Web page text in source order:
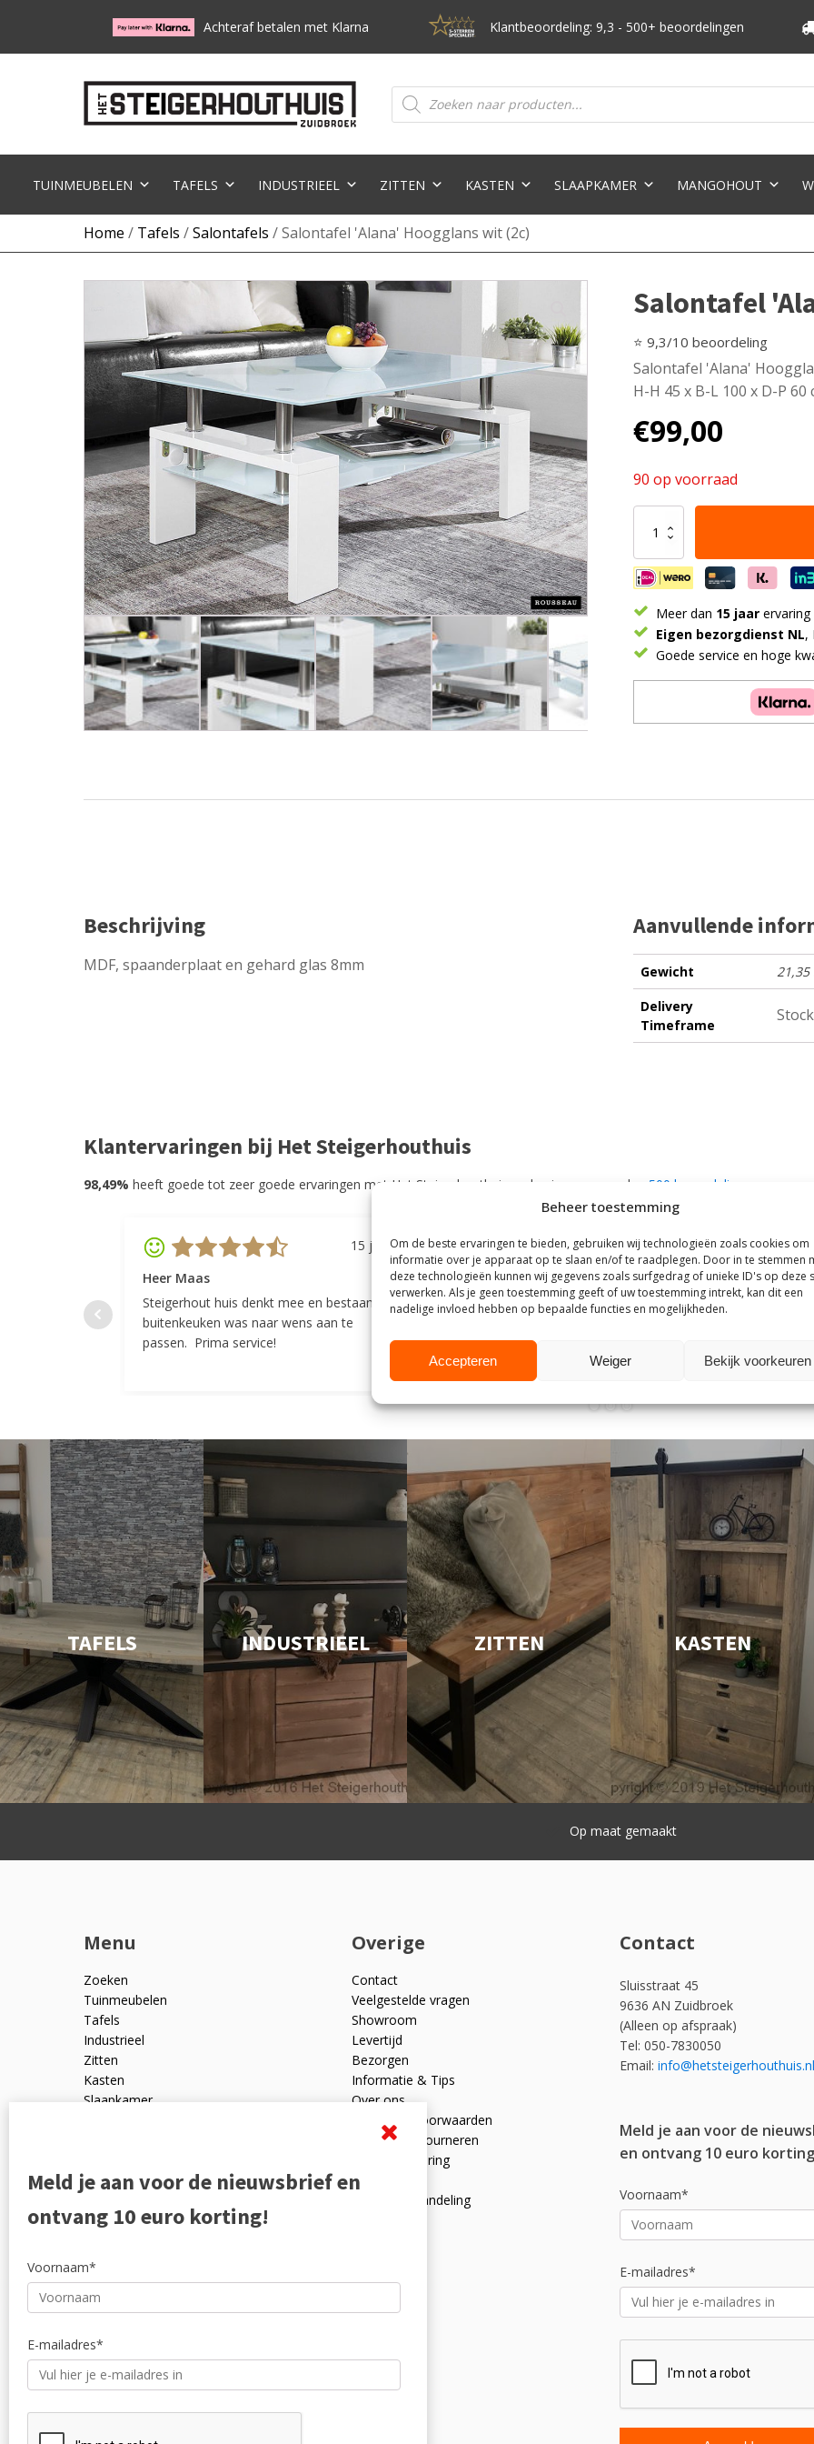
Beheer toestemming
Om de beste ervaringen te bieden, gebruiken wij technologieën zoals cookies om
informatie over je apparaat op te slaan en/of te raadplegen. Door in te stemmen
deze technologieën kunnen wij gegevens zoals surfgedrag of unieke ID's op deze
verwerken. Als je geen toestemming geeft of uw toestemming intrekt, kan dit een
nadelige invloed hebben op bepaalde functies en mogelijkheden.
Accepteren Weiger Bekijk voorkeuren
Achteraf betalen met Klarna Klantbeoordeling: 9,3 - 500+ beoordelingen
Producten
zoeken
TUINMEUBELEN TAFELS INDUSTRIEEL ZITTEN KASTEN SLAAPKAMER MANGOHOUT
Home / Tafels /Salontafels / Salontafel 'Alana' Hoogglans wit (2c)
Salontafel
⭐ 9,3/10 beoordeling
Salontafel 'Alana'
H-H 45 x B-L 100 x D-P 60
€99,00
90 op voorraad
'Alana'
Hoogglans
wit
(2c)
aantalMeer dan 15 jaar ervaring
Eigen bezorgdienst NL,
Goede service en hoge
Beschrijving
MDF, spaanderplaat en gehard glas 8mm
Aanvullende
Gewicht
21,35
Delivery
Timeframe
Stock
Klantervaringen bij Het Steigerhouthuis
98,49% heeft goede tot zeer goede ervaringen met Het Steigerhouthuis op basis van meer dan 500 beoordelingen
15 juli 2025
Heer Maas
Steigerhout huis denkt mee en bestaande
buitenkeuken was naar wens aan te
passen. Prima service!
9 juli 2025
Mevrouw F
Goede communicatie, snelle reactie, goede
TAFELS INDUSTRIEEL ZITTEN KASTEN
Menu
Zoeken
Tuinmeubelen
Tafels
Industrieel
Zitten
Kasten
Slaapkamer
Outlet
Overige
Contact
Veelgestelde vragen
Showroom
Levertijd
Bezorgen
Informatie & Tips
Over ons
Algemene voorwaarden
Ruilen en retourneren
Privacyverklaring
Reviewpolicy
Klachtenafhandeling
Contact
Sluisstraat 45
9636 AN Zuidbroek
(Alleen op afspraak)
Tel: 050-7830050
Email: info@hetsteigerhouthuis.nl
Meld je aan voor de
en ontvang 10 euro
Voornaam*
E-mailadres*
Meld je aan voor de nieuwsbrief en
ontvang 10 euro korting!
Voornaam*
E-mailadres*